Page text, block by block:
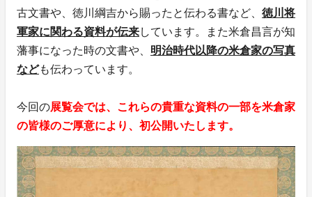
古文書や、徳川綱吉から賜ったと伝わる書など、 徳川将
軍家に関わる資料が伝来しています。また米倉昌言が知
藩事になった時の文書や、 明治時代以降の米倉家の写真
なども伝わっています。
今回の展覧会では、これらの貴重な資料の一部を米倉家
の皆様のご厚意により、初公開いたします。